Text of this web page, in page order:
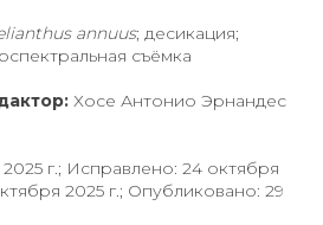
annuus; десикация;
съёмка
Хосе Антонио Эрнандес
г.; Исправлено: 24 октября
2025 г.; Опубликовано: 29